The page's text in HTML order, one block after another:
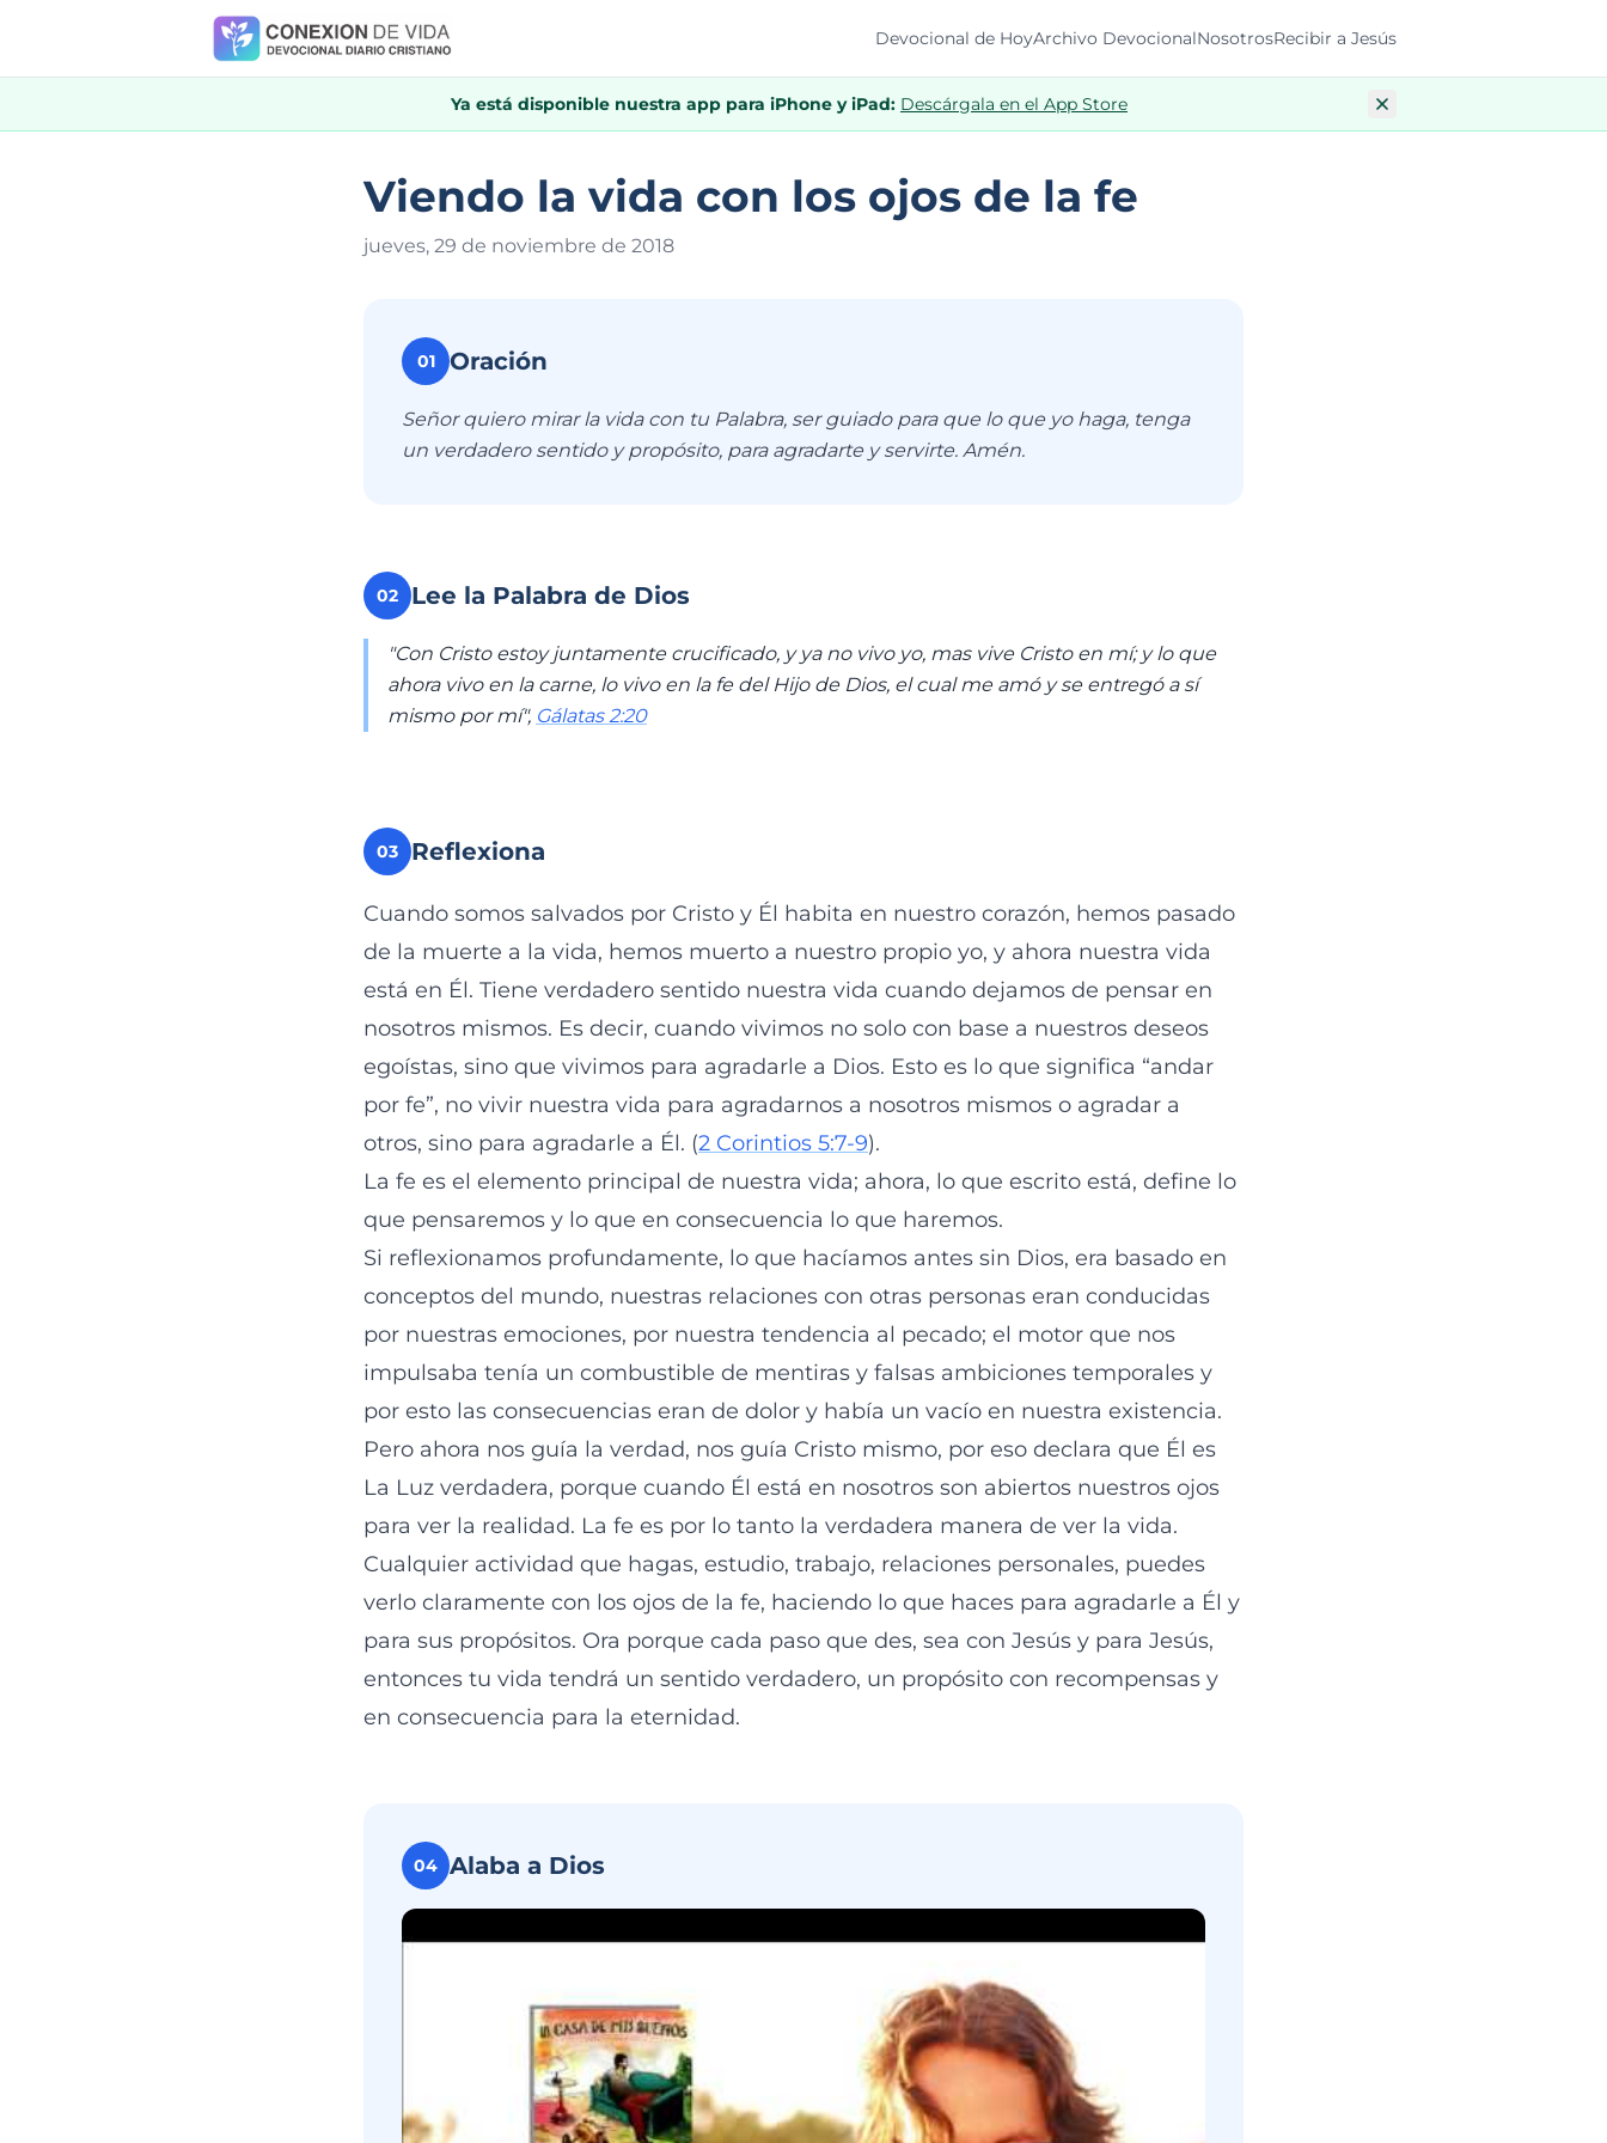
Devocional de HoyArchivo DevocionalNosotrosRecibir a Jesús
Ya está disponible nuestra app para iPhone y iPad: Descárgala en el App Store
Viendo la vida con los ojos de la fe
jueves, 29 de noviembre de 2018
01 Oración
Señor quiero mirar la vida con tu Palabra, ser guiado para que lo que yo haga, tenga
un verdadero sentido y propósito, para agradarte y servirte. Amén.
02 Lee la Palabra de Dios
"Con Cristo estoy juntamente crucificado, y ya no vivo yo, mas vive Cristo en mí; y lo que
ahora vivo en la carne, lo vivo en la fe del Hijo de Dios, el cual me amó y se entregó a sí
mismo por mí", Gálatas 2:20
03 Reflexiona
Cuando somos salvados por Cristo y Él habita en nuestro corazón, hemos pasado
de la muerte a la vida, hemos muerto a nuestro propio yo, y ahora nuestra vida
está en Él. Tiene verdadero sentido nuestra vida cuando dejamos de pensar en
nosotros mismos. Es decir, cuando vivimos no solo con base a nuestros deseos
egoístas, sino que vivimos para agradarle a Dios. Esto es lo que significa “andar
por fe”, no vivir nuestra vida para agradarnos a nosotros mismos o agradar a
otros, sino para agradarle a Él. (2 Corintios 5:7-9).
La fe es el elemento principal de nuestra vida; ahora, lo que escrito está, define lo
que pensaremos y lo que en consecuencia lo que haremos.
Si reflexionamos profundamente, lo que hacíamos antes sin Dios, era basado en
conceptos del mundo, nuestras relaciones con otras personas eran conducidas
por nuestras emociones, por nuestra tendencia al pecado; el motor que nos
impulsaba tenía un combustible de mentiras y falsas ambiciones temporales y
por esto las consecuencias eran de dolor y había un vacío en nuestra existencia.
Pero ahora nos guía la verdad, nos guía Cristo mismo, por eso declara que Él es
La Luz verdadera, porque cuando Él está en nosotros son abiertos nuestros ojos
para ver la realidad. La fe es por lo tanto la verdadera manera de ver la vida.
Cualquier actividad que hagas, estudio, trabajo, relaciones personales, puedes
verlo claramente con los ojos de la fe, haciendo lo que haces para agradarle a Él y
para sus propósitos. Ora porque cada paso que des, sea con Jesús y para Jesús,
entonces tu vida tendrá un sentido verdadero, un propósito con recompensas y
en consecuencia para la eternidad.
04 Alaba a Dios